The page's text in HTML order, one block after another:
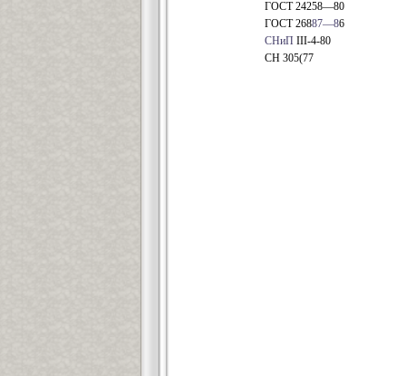
ГОСТ 24258—80
ГОСТ 26887—86
СНиП III-4-80
СН 305(77